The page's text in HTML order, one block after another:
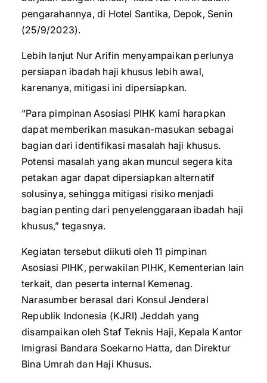
pengarahannya, di Hotel Santika, Depok, Senin
(25/9/2023).
Lebih lanjut Nur Arifin menyampaikan perlunya
persiapan ibadah haji khusus lebih awal,
karenanya, mitigasi ini dipersiapkan.
“Para pimpinan Asosiasi PIHK kami harapkan
dapat memberikan masukan-masukan sebagai
bagian dari identifikasi masalah haji khusus.
Potensi masalah yang akan muncul segera kita
petakan agar dapat dipersiapkan alternatif
solusinya, sehingga mitigasi risiko menjadi
bagian penting dari penyelenggaraan ibadah haji
khusus,” tegasnya.
Kegiatan tersebut diikuti oleh 11 pimpinan
Asosiasi PIHK, perwakilan PIHK, Kementerian lain
terkait, dan peserta internal Kemenag.
Narasumber berasal dari Konsul Jenderal
Republik Indonesia (KJRI) Jeddah yang
disampaikan oleh Staf Teknis Haji, Kepala Kantor
Imigrasi Bandara Soekarno Hatta, dan Direktur
Bina Umrah dan Haji Khusus.